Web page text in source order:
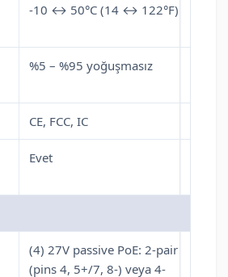
-10 ↔ 50°C (14 ↔ 122°F)
%5 – %95 yoğuşmasız
CE, FCC, IC
Evet
(4) 27V passive PoE: 2-pair
(pins 4, 5+/7, 8-) veya 4-